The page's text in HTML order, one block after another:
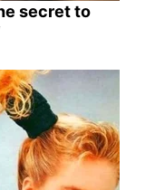
secret to